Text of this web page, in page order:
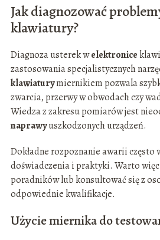
Jak diagnozować
klawiatury?
Diagnoza usterek welektronice
zastosowania specjalistycznych
klawiaturymiernikiem pozwala
zwarcia, przerwy w obwodach czy
Wiedza z zakresu pomiarów jest
naprawyuszkodzonych urządzeń.
Dokładne rozpoznanie awarii często
doświadczenia i praktyki. Warto
poradników lub konsultować się z
odpowiednie kwalifikacje.
Użycie miernika do